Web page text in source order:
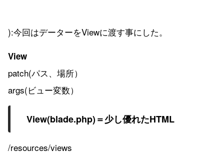
):今回はデーターをViewに渡す事にした。
View
patch(パス、場所）
args(ビュー変数）
View(blade.php)＝少し優れたHTML
/resources/views